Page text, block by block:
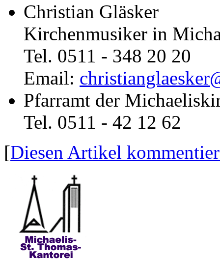
Christian Gläsker
Kirchenmusiker in
Tel. 0511 - 348 20 20
Email:
Pfarramt der
Tel. 0511 - 42 12 62
[Diesen Artikel